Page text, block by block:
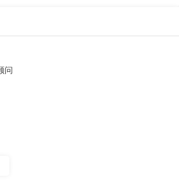
更是一种信仰，弱碱性水引导健康之路。
维生素；而我们用硅素水补充硅元素。
的时候会影响我们骨骼正常生长发育，当
还可导致骨质疏松等症状，儿童和青少年
患上动脉硬化等心脏方面的疾病。由此可
的重要性。长期饮用硅素水会让您的身体
问